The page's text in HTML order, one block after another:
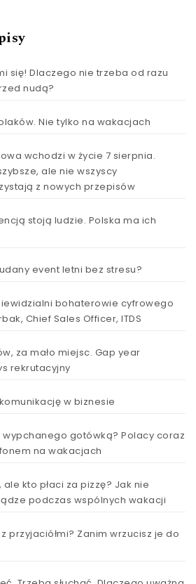
się! Dlaczego nie trzeba od razu
nudą?
Nie tylko na wakacjach
wchodzi w życie 7 sierpnia.
ale nie wszyscy
z nowych przepisów
stoją ludzie. Polska ma ich
event letni bez stresu?
bohaterowie cyfrowego
Chief Sales Officer, ITDS
za mało miejsc. Gap year
rekrutacyjny
w biznesie
gotówką? Polacy coraz
na wakacjach
kto płaci za pizzę? Jak nie
podczas wspólnych wakacji
przyjaciółmi? Zanim wrzucisz je do